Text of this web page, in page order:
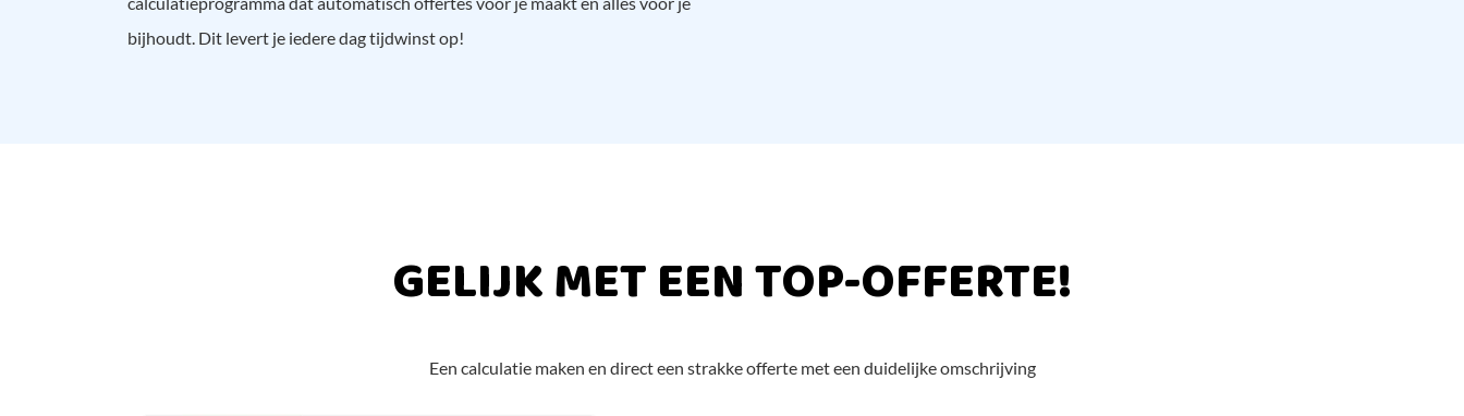
bijhoudt. Dit levert je iedere dag tijdwinst op!
GELIJK MET EEN TOP-OFFERTE!
Een calculatie maken en direct een strakke offerte met een duidelijke omschrijving